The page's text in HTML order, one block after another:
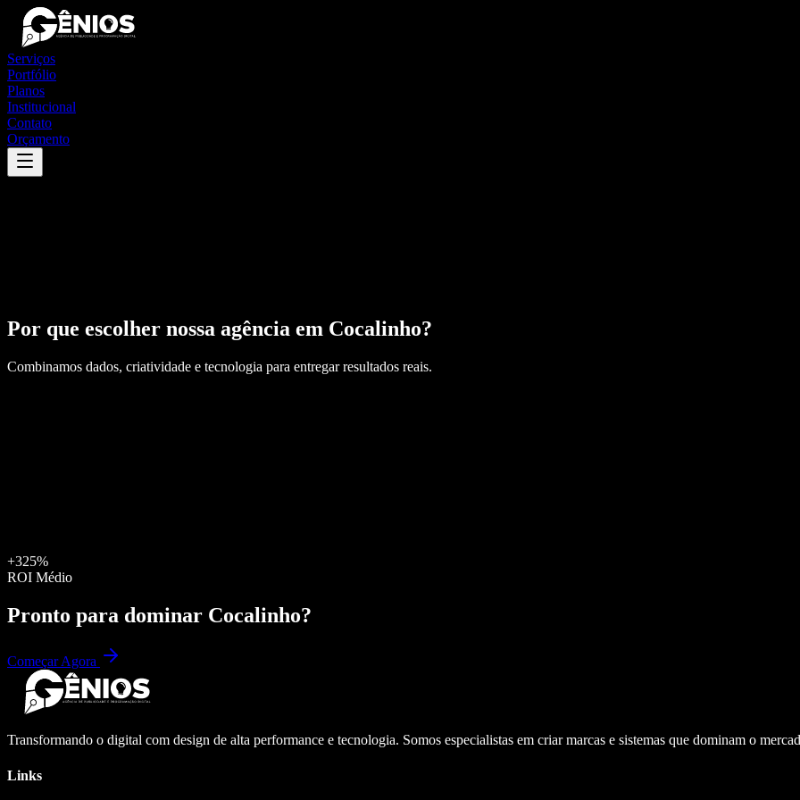
Serviços
Portfólio
Planos
Institucional
Contato
Orçamento
Por que escolher nossa agência em Cocalinho?
Combinamos dados, criatividade e tecnologia para entregar resultados reais.
+325%
ROI Médio
Pronto para dominar Cocalinho?
Começar Agora
Transformando o digital com design de alta performance e tecnologia. Somos especialistas em criar marcas e sistemas que dominam o
Links